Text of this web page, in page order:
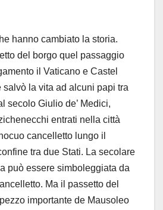
hanno cambiato la storia.
del borgo quel passaggio
il Vaticano e Castel
salvò la vita ad alcuni papi tra
secolo Giulio de’ Medici,
entrati nella città
cancelletto lungo il
tra due Stati. La secolare
può essere simboleggiata da
Ma il passetto del
importante de Mausoleo